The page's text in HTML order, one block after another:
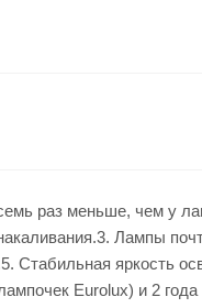
раз меньше, чем у
Лампы
Стабильная яркость
Eurolux) и 2